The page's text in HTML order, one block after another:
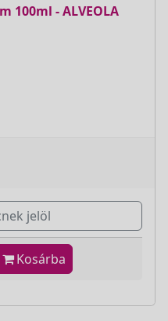
100ml - ALVEOLA
jelöl
Kosárba